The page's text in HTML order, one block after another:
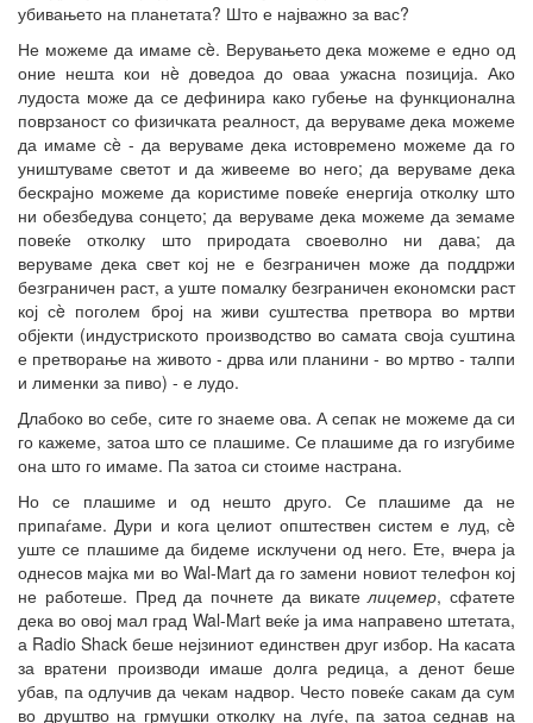
убивањето на планетата? Што е најважно за вас?
Не можеме да имаме сè. Верувањето дека можеме е едно од
оние нешта кои нè доведоа до оваа ужасна позиција. Ако
лудоста може да се дефинира како губење на функционална
поврзаност со физичката реалност, да веруваме дека можеме
да имаме сè - да веруваме дека истовремено можеме да го
уништуваме светот и да живееме во него; да веруваме дека
бескрајно можеме да користиме повеќе енергија отколку што
ни обезбедува сонцето; да веруваме дека можеме да земаме
повеќе отколку што природата своеволно ни дава; да
веруваме дека свет кој не е безграничен може да поддржи
безграничен раст, а уште помалку безграничен економски раст
кој сè поголем број на живи суштества претвора во мртви
објекти (индустриското производство во самата своја суштина
е претворање на живото - дрва или планини - во мртво - талпи
и лименки за пиво) - е лудо.
Длабоко во себе, сите го знаеме ова. А сепак не можеме да си
го кажеме, затоа што се плашиме. Се плашиме да го изгубиме
она што го имаме. Па затоа си стоиме настрана.
Но се плашиме и од нешто друго. Се плашиме да не
припаѓаме. Дури и кога целиот општествен систем е луд, сè
уште се плашиме да бидеме исклучени од него. Ете, вчера ја
однесов мајка ми во Wal-Mart да го замени новиот телефон кој
не работеше. Пред да почнете да викателицемер, сфатете
дека во овој мал град Wal-Mart веќе ја има направено штетата,
а Radio Shack беше нејзиниот единствен друг избор. На касата
за вратени производи имаше долга редица, а денот беше
убав, па одлучив да чекам надвор. Често повеќе сакам да сум
во друштво на грмушки отколку на луѓе, па затоа седнав на